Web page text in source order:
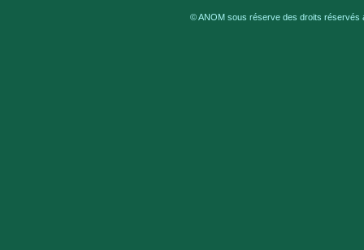
© ANOM sous réserve des droits réservés